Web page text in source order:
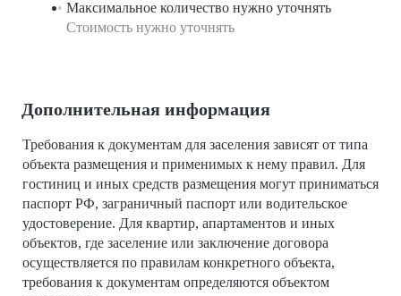
Максимальное количество нужно уточнять
Стоимость нужно уточнять
Дополнительная информация
Требования к документам для заселения зависят от типа
объекта размещения и применимых к нему правил. Для
гостиниц и иных средств размещения могут приниматься
паспорт РФ, заграничный паспорт или водительское
удостоверение. Для квартир, апартаментов и иных
объектов, где заселение или заключение договора
осуществляется по правилам конкретного объекта,
требования к документам определяются объектом